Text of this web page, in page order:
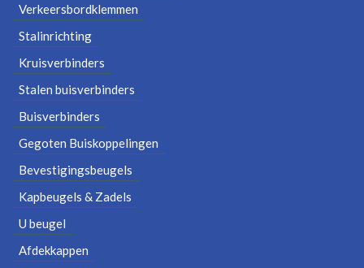
Verkeersbordklemmen
Stalinrichting
Kruisverbinders
Stalen buisverbinders
Buisverbinders
Gegoten Buiskoppelingen
Bevestigingsbeugels
Kapbeugels & Zadels
U beugel
Afdekkappen